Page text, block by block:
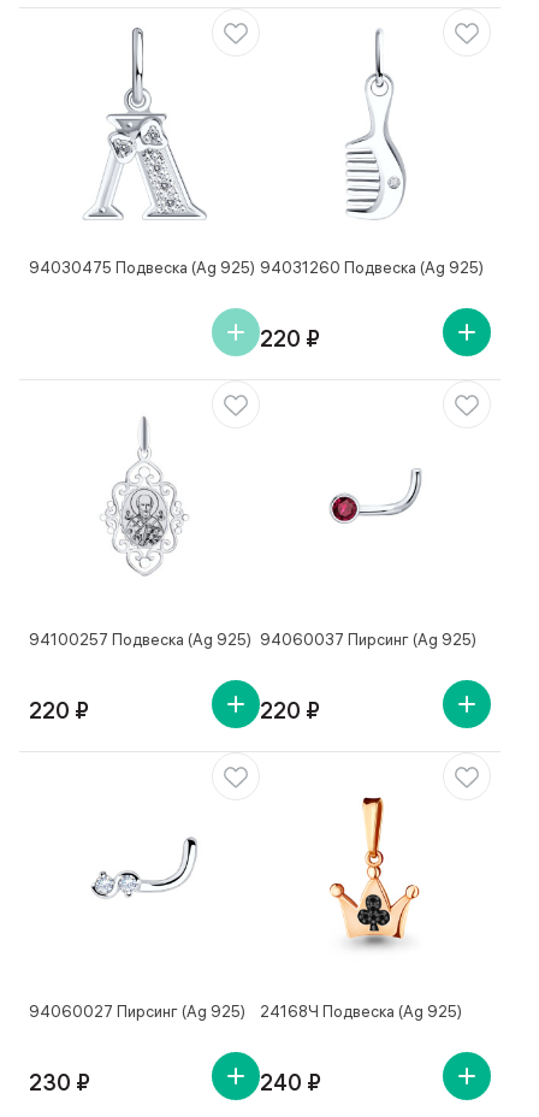
94030475 Подвеска (Ag 925) 94031260 Подвеска (Ag 925)
220 ₽
94100257 Подвеска (Ag 925)
220 ₽
94060037 Пирсинг (Ag 925)
220 ₽
94060027 Пирсинг (Ag 925)
230 ₽
24168Ч Подвеска (Ag 925)
240 ₽